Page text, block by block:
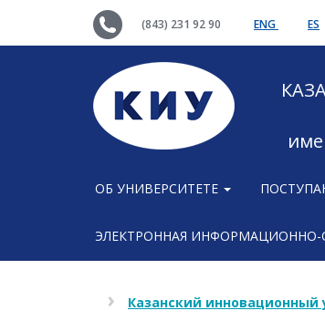
(843) 231 92 90 ENG ES
ОБ УНИВЕРСИТЕТЕ
ЭЛЕКТРОННАЯ ИНФОРМАЦИОННО-
Казанский инновационный